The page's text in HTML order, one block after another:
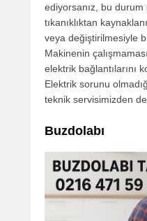
ediyorsanız, bu
tıkanıklıktan
veya değiştirilmesiyle
Makinenin
elektrik bağlantılarını
Elektrik sorunu
teknik servisimizden
Buzdolabı